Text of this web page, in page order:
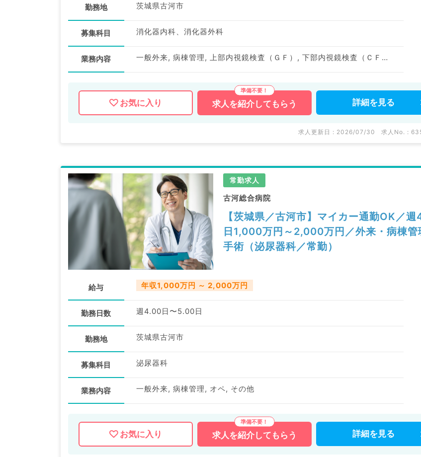
勤務地 茨城県古河市
募集科目 消化器内科、消化器外科
業務内容 一般外来, 病棟管理, 上部内視鏡検査（ＧＦ）, 下部内視鏡検査（ＣＦ）, オペ
お気に入り 求人を紹介してもらう 詳細を 見る
求人更新日 : 2026/07/30 求人No. :
常勤求人
古河総合病院
【茨城県／古河市】マイカー通勤OK／週
日1,000万円～2,000万円／外来・病棟管
手術（泌尿器科／常勤）
給与 年収1,000万円 ～ 2,000万円
勤務日数 週4.00日〜5.00日
勤務地 茨城県古河市
募集科目 泌尿器科
業務内容 一般外来, 病棟管理, オペ, その他
お気に入り 求人を紹介してもらう 詳細を 見る